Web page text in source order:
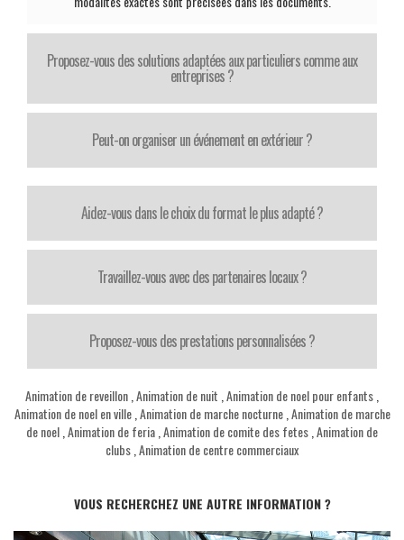
Proposez-vous des solutions adaptées aux particuliers comme aux
entreprises ?
Peut-on organiser un événement en extérieur ?
Aidez-vous dans le choix du format le plus adapté ?
Travaillez-vous avec des partenaires locaux ?
Proposez-vous des prestations personnalisées ?
Animation de reveillon Animation de nuit Animation de noel pour enfants
Animation de noel en ville, Animation de marche nocturne, Animation de marche
de noel Animation de feria Animation de comite des fetes Animation de
clubs Animation de centre commerciaux
VOUS RECHERCHEZ UNE AUTRE INFORMATION ?